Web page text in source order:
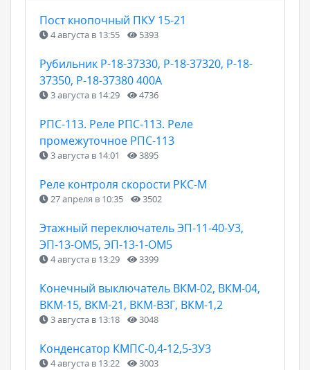
Пост кнопочный ПКУ 15-21
4 августа в 13:55 5393
Рубильник Р-18-37330, Р-18-37320, Р-18-
37350, Р-18-37380 400А
3 августа в 14:29 4736
РПС-113. Реле РПС-113. Реле
промежуточное РПС-113
3 августа в 14:01 3895
Реле контроля скорости РКС-М
27 апреля в 10:35 3502
Этажный переключатель ЭП-11-40-У3,
ЭП-13-ОМ5, ЭП-13-1-ОМ5
4 августа в 13:29 3399
Конечный выключатель ВКМ-02, ВКМ-04,
ВКМ-15, ВКМ-21, ВКМ-ВЗГ, ВКМ-1,2
3 августа в 13:18 3048
Конденсатор КМПС-0,4-12,5-3У3
4 августа в 13:22 3003